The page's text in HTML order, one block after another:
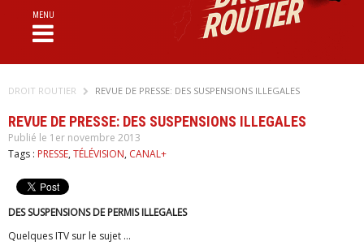
MENU
DROIT ROUTIER REVUE DE PRESSE: DES SUSPENSIONS ILLEGALES
REVUE DE PRESSE: DES SUSPENSIONS ILLEGALES
Publié le 1er novembre 2013
Tags : PRESSE, TÉLÉVISION, CANAL+
DES SUSPENSIONS DE PERMIS ILLEGALES
Quelques ITV sur le sujet ...